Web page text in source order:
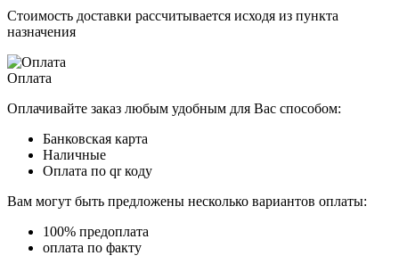
Стоимость доставки рассчитывается исходя из пункта
назначения
Оплата
Оплачивайте заказ любым удобным для Вас способом:
Банковская карта
Наличные
Оплата по qr коду
Вам могут быть предложены несколько вариантов оплаты:
100% предоплата
оплата по факту